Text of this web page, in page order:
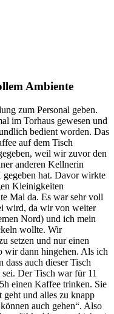
Ambiente
zum Personal geben.
im Torhaus gewesen und
bedient worden. Das
auf dem Tisch
weil wir zuvor den
anderen Kellnerin
hat. Davor wirkte
Kleinigkeiten
Mal da. Es war sehr voll
wird, da wir von weiter
Nord) und ich mein
wollte. Wir
setzen und nur einen
wir dann hingehen. Als ich
dass auch dieser Tisch
Der Tisch war für 11
einen Kaffee trinken. Sie
geht und alles zu knapp
auch gehen“. Also